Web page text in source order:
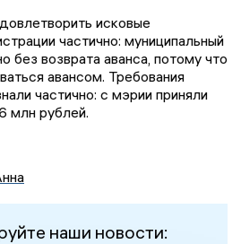
исковые
частично: муниципальный
без возврата аванса, потому что
авансом. Требования
частично: с мэрии приняли
млн рублей.
наши новости: